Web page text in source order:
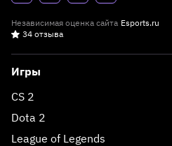
Независимая оценка сайта Esports.ru
34 отзыва
Игры
CS 2
Dota 2
League of Legends